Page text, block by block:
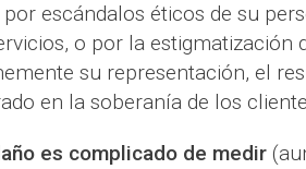
por escándalos éticos de su
o por la estigmatización
su representación, el
en la soberanía de los
es complicado de medir